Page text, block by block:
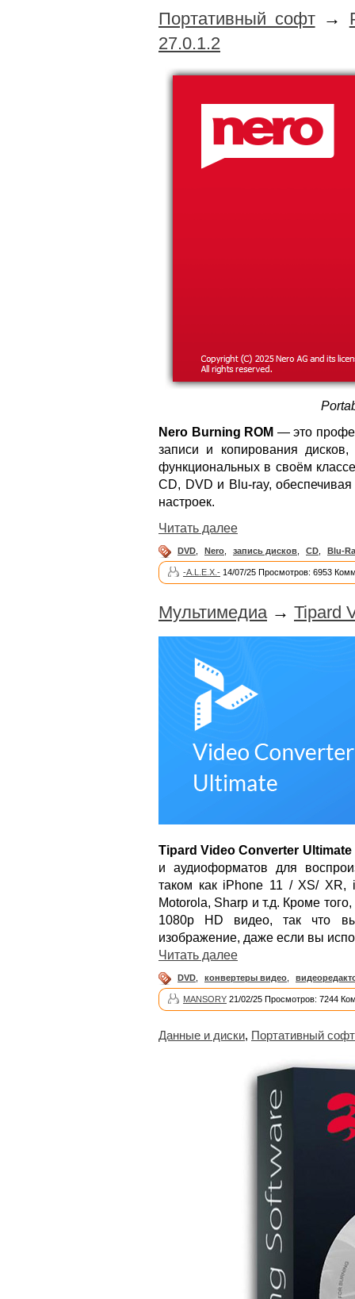
Портативный софт→
27.0.1.2
Nero Burning ROM — это
записи и копирования
функциональных в своём
CD, DVD и Blu-ray,
настроек.
Читать далее
DVD Nero запись дисков CD Blu-
-A.L.E.X.- 14/07/25 Просмотров: 6953
Мультимедиа→ Tipard
Tipard Video Converter Ultimate
и аудиоформатов для
таком как iPhone 11 / XS/ XR,
Motorola, Sharp и т.д. Кроме
1080p HD видео, так что вы
изображение, даже если вы
Читать далее
DVD конвертеры видео
MANSORY 21/02/25 Просмотров: 7244
Данные и диски, Портативный софт